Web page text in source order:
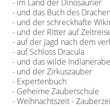
- im Land der Dinosaurier
- und das Buch des Drachen
- und der schreckhafte
- und der Ritter auf
- auf der Jagd nach dem
- auf Schloss Dracula
- und das wilde
- und der Zirkuszauber
- Expertenbuch
- Geheime Zauberschule
- Weihnachtszeit -